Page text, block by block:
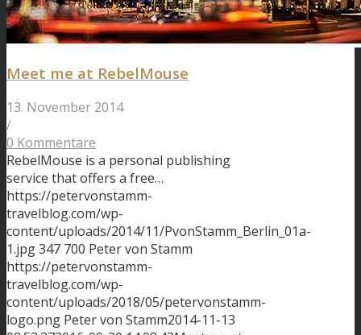
Meet me at RebelMouse
13. November 2014
/
0 Kommentare
RebelMouse is a personal publishing
service that offers a free…
https://petervonstamm-
travelblog.com/wp-
content/uploads/2014/11/PvonStamm_Berlin_01a-
1.jpg347 700 Peter von Stamm
https://petervonstamm-
travelblog.com/wp-
content/uploads/2018/05/petervonstamm-
logo.png Peter von Stamm2014-11-13